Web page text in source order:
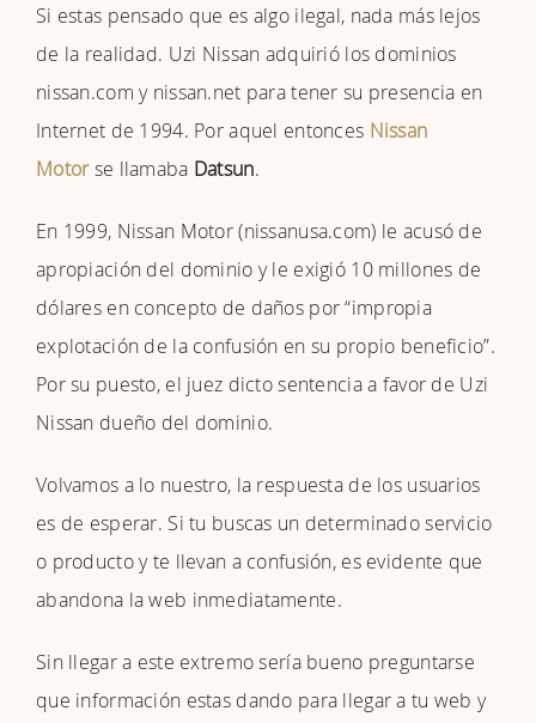
Si estas pensado que es algo ilegal, nada más lejos
de la realidad. Uzi Nissan adquirió los dominios
nissan.com y nissan.net para tener su presencia en
Internet de 1994. Por aquel entonces Nissan
Motorse llamaba Datsun.
En 1999, Nissan Motor (nissanusa.com) le acusó de
apropiación del dominio y le exigió 10 millones de
dólares en concepto de daños por “impropia
explotación de la confusión en su propio beneficio”.
Por su puesto, el juez dicto sentencia a favor de Uzi
Nissan dueño del dominio.
Volvamos a lo nuestro, la respuesta de los usuarios
es de esperar. Si tu buscas un determinado servicio
o producto y te llevan a confusión, es evidente que
abandona la web inmediatamente.
Sin llegar a este extremo sería bueno preguntarse
que información estas dando para llegar a tu web y